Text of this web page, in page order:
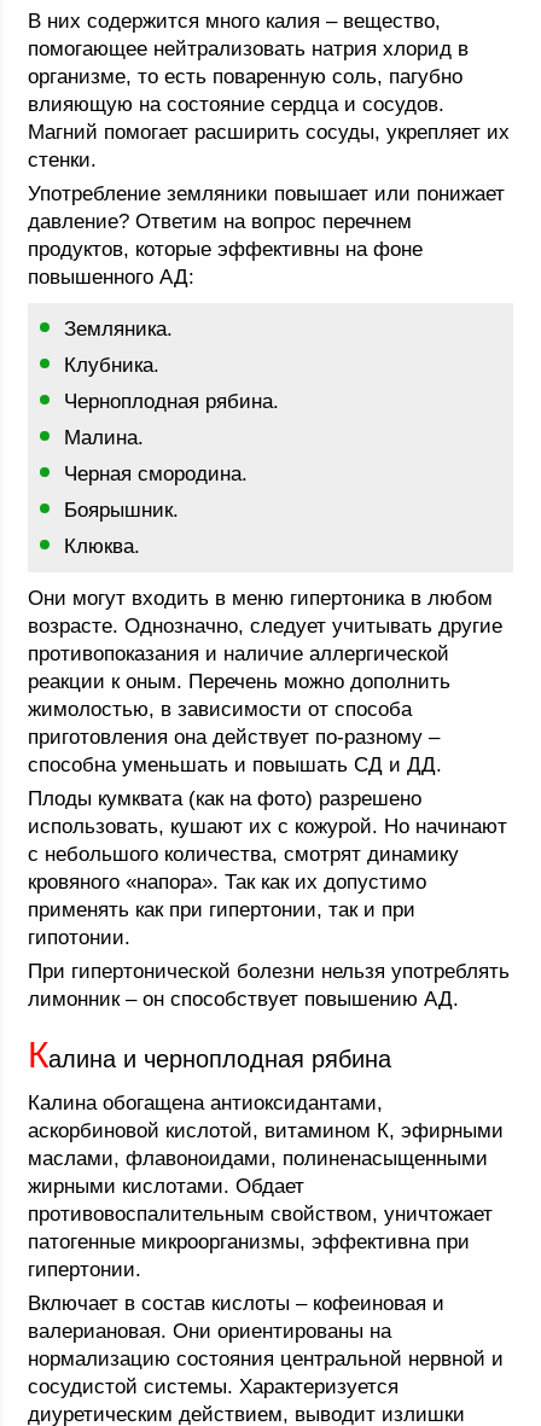
В них содержится много калия – вещество,
помогающее нейтрализовать натрия хлорид в
организме, то есть поваренную соль, пагубно
влияющую на состояние сердца и сосудов.
Магний помогает расширить сосуды, укрепляет их
стенки.
Употребление земляники повышает или понижает
давление? Ответим на вопрос перечнем
продуктов, которые эффективны на фоне
повышенного АД:
Земляника.
Клубника.
Черноплодная рябина.
Малина.
Черная смородина.
Боярышник.
Клюква.
Они могут входить в меню гипертоника в любом
возрасте. Однозначно, следует учитывать другие
противопоказания и наличие аллергической
реакции к оным. Перечень можно дополнить
жимолостью, в зависимости от способа
приготовления она действует по-разному –
способна уменьшать и повышать СД и ДД.
Плоды кумквата (как на фото) разрешено
использовать, кушают их с кожурой. Но начинают
с небольшого количества, смотрят динамику
кровяного «напора». Так как их допустимо
применять как при гипертонии, так и при
гипотонии.
При гипертонической болезни нельзя употреблять
лимонник – он способствует повышению АД.
Калина и черноплодная рябина
Калина обогащена антиоксидантами,
аскорбиновой кислотой, витамином К, эфирными
маслами, флавоноидами, полиненасыщенными
жирными кислотами. Обдает
противовоспалительным свойством, уничтожает
патогенные микроорганизмы, эффективна при
гипертонии.
Включает в состав кислоты – кофеиновая и
валериановая. Они ориентированы на
нормализацию состояния центральной нервной и
сосудистой системы. Характеризуется
диуретическим действием, выводит излишки